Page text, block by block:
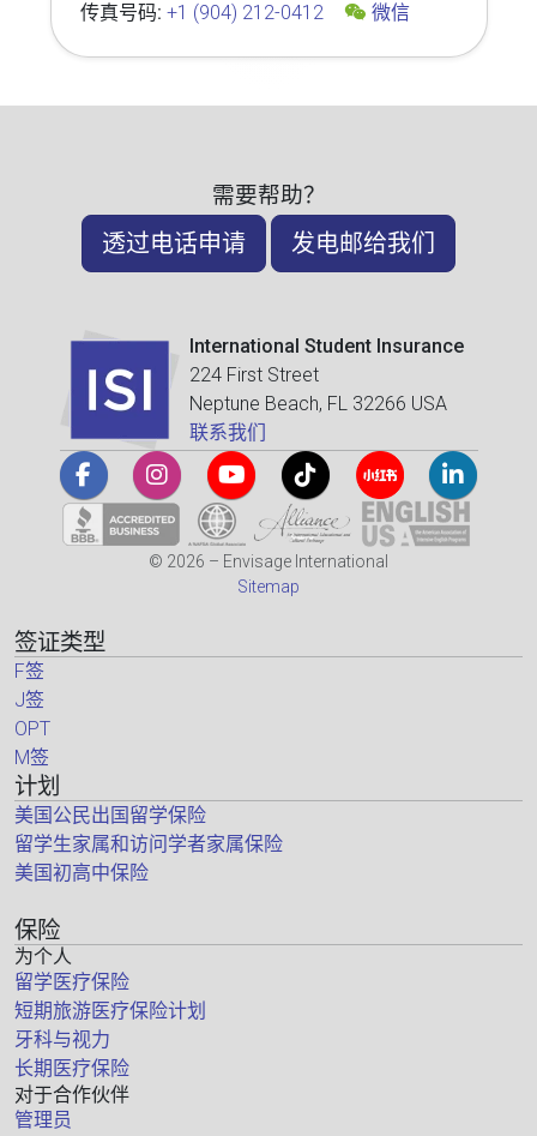
传真号码: +1 (904) 212-0412
微信
需要帮助？
透过电话申请 发电邮给我们
International Student Insurance
224 First Street
Neptune Beach, FL 32266 USA
联系我们
© 2026 – Envisage International
Sitemap
签证类型
F签
J签
OPT
M签
计划
美国公民出国留学保险
留学生家属和访问学者家属保险
美国初高中保险
保险
为个人
留学医疗保险
短期旅游医疗保险计划
牙科与视力
长期医疗保险
对于合作伙伴
管理员